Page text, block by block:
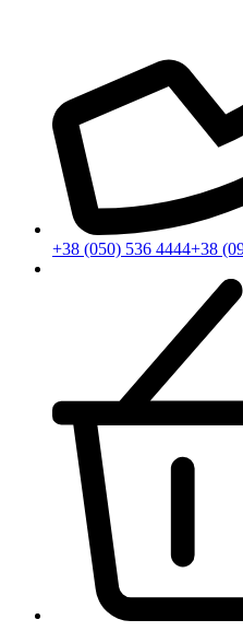
+38 (050) 536 4444+38